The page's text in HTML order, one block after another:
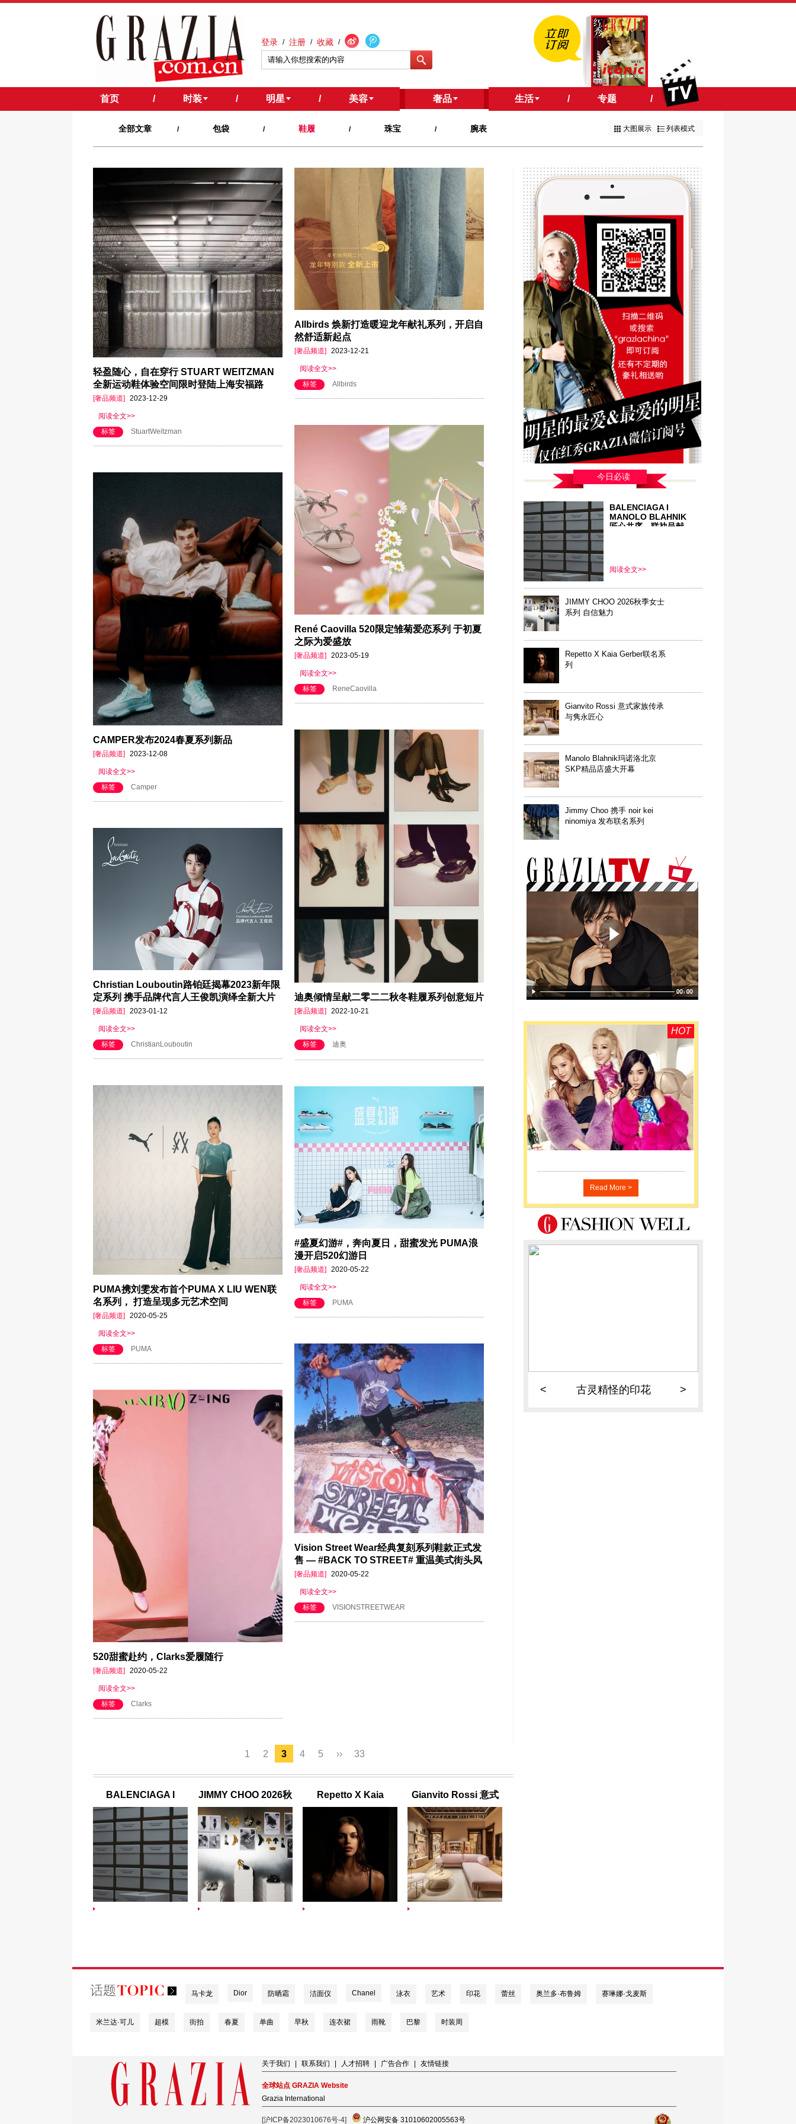
登录 / 注册 / 收藏 /
首页 / 时装 / 明星 / 美容 奢品 生活 / 专题 /
全部文章 / 包袋 / 鞋履 / 珠宝 / 腕表 大图展示 列表模式
轻盈随心，自在穿行 STUART WEITZMAN
全新运动鞋体验空间限时登陆上海安福路
[奢品频道] 2023-12-29
阅读全文>>
标签
StuartWeitzman
CAMPER发布2024春夏系列新品
[奢品频道] 2023-12-08
阅读全文>>
标签
Camper
Christian Louboutin路铂廷揭幕2023新年限
定系列 携手品牌代言人王俊凯演绎全新大片
[奢品频道] 2023-01-12
阅读全文>>
标签
ChristianLouboutin
PUMA携刘雯发布首个PUMA X LIU WEN联
名系列， 打造呈现多元艺术空间
[奢品频道] 2020-05-25
阅读全文>>
标签
PUMA
520甜蜜赴约，Clarks爱履随行
[奢品频道] 2020-05-22
阅读全文>>
标签
Clarks
Allbirds 焕新打造暖迎龙年献礼系列，开启自
然舒适新起点
[奢品频道] 2023-12-21
阅读全文>>
标签
Allbirds
René Caovilla 520限定雏菊爱恋系列 于初夏
之际为爱盛放
[奢品频道] 2023-05-19
阅读全文>>
标签
ReneCaovilla
迪奥倾情呈献二零二二秋冬鞋履系列创意短片
[奢品频道] 2022-10-21
阅读全文>>
标签
迪奥
#盛夏幻游#，奔向夏日，甜蜜发光 PUMA浪
漫开启520幻游日
[奢品频道] 2020-05-22
阅读全文>>
标签
PUMA
Vision Street Wear经典复刻系列鞋款正式发
售 — #BACK TO STREET# 重温美式街头风
[奢品频道] 2020-05-22
阅读全文>>
标签
VISIONSTREETWEAR
1 2 3 4 5 ›› 33
BALENCIAGA I
MANOLO BLAHNIK
匠心共序，联袂呈献
JIMMY CHOO 2026秋
季女士系列 自信魅力
Repetto X Kaia
Gerber联名系列
Gianvito Rossi 意式
家族传承与隽永匠心
今日必读
BALENCIAGA I
MANOLO BLAHNIK
匠心共序，联袂呈献
阅读全文>>
JIMMY CHOO 2026秋季女士
系列 自信魅力
Repetto X Kaia Gerber联名系
列
Gianvito Rossi 意式家族传承
与隽永匠心
Manolo Blahnik玛诺洛北京
SKP精品店盛大开幕
Jimmy Choo 携手 noir kei
ninomiya 发布联名系列
HOT
Read More >
< >
古灵精怪的印花
马卡龙 Dior 防晒霜 洁面仪 Chanel 泳衣 艺术 印花 蕾丝 奥兰多·布鲁姆 赛琳娜·戈麦斯
米兰达·可儿 超模 街拍 春夏 单曲 早秋 连衣裙 雨靴 巴黎 时装周
关于我们 联系我们 人才招聘 广告合作 友情链接
全球站点 GRAZIA Website
Grazia International
[沪ICP备2023010676号-4] 沪公网安备 31010602005563号